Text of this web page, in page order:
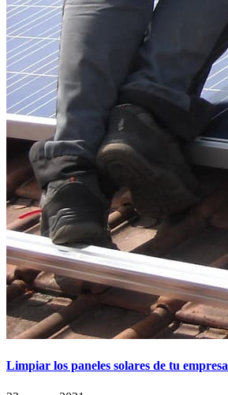
Limpiar los paneles solares de tu empresa